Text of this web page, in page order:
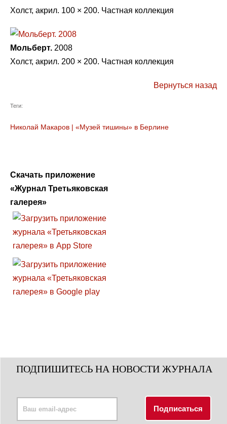
Холст, акрил. 100 × 200. Частная коллекция
Мольберт. 2008
Холст, акрил. 200 × 200. Частная коллекция
Вернуться назад
Теги:
Николай Макаров | «Музей тишины» в Берлине
Скачать приложение
«Журнал Третьяковская
галерея»
ПОДПИШИТЕСЬ НА НОВОСТИ ЖУРНАЛА